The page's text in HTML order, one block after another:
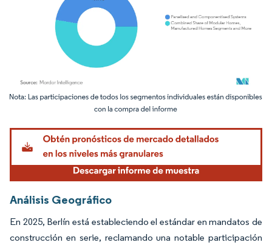
Imagen © Mordor Intelligence. El uso requiere atribución según CC BY 4.0.
Análisis Geográfico
En 2025, Berlín está estableciendo el estándar en mandatos de
construcción en serie, reclamando una notable participación